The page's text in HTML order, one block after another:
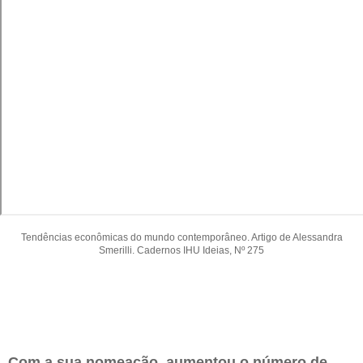
Tendências econômicas do mundo contemporâneo. Artigo de Alessandra
Smerilli. Cadernos IHU Ideias, Nº 275